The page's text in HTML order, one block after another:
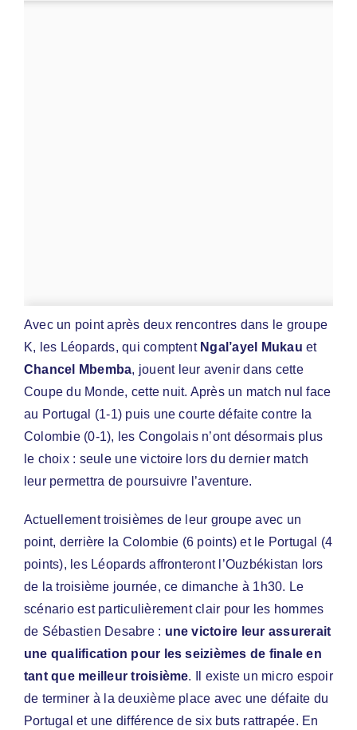
Avec un point après deux rencontres dans le groupe
K, les Léopards, qui comptent Ngal’ayel Mukau et
Chancel Mbemba, jouent leur avenir dans cette
Coupe du Monde, cette nuit. Après un match nul face
au Portugal (1-1) puis une courte défaite contre la
Colombie (0-1), les Congolais n’ont désormais plus
le choix : seule une victoire lors du dernier match
leur permettra de poursuivre l’aventure.
Actuellement troisièmes de leur groupe avec un
point, derrière la Colombie (6 points) et le Portugal (4
points), les Léopards affronteront l’Ouzbékistan lors
de la troisième journée, ce dimanche à 1h30. Le
scénario est particulièrement clair pour les hommes
de Sébastien Desabre : une victoire leur assurerait
une qualification pour les seizièmes de finale en
tant que meilleur troisième. Il existe un micro espoir
de terminer à la deuxième place avec une défaite du
Portugal et une différence de six buts rattrapée. En